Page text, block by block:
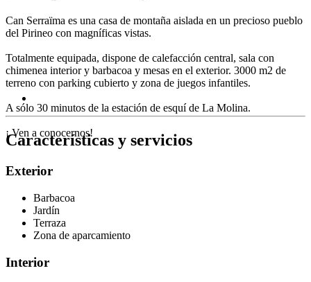
Can Serraïma es una casa de montaña aislada en un precioso pueblo
del Pirineo con magníficas vistas.
Totalmente equipada, dispone de calefacción central, sala con
chimenea interior y barbacoa y mesas en el exterior. 3000 m2 de
terreno con parking cubierto y zona de juegos infantiles.
A sólo 30 minutos de la estación de esquí de La Molina.
¡ Ven a conocernos!
Características y servicios
Exterior
Barbacoa
Jardín
Terraza
Zona de aparcamiento
Interior